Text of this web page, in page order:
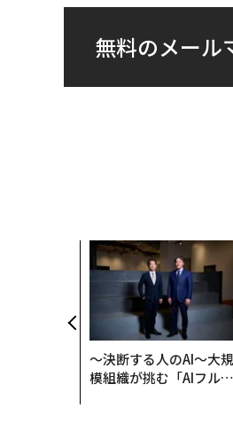
無料のメール
〜決断する人のAI〜大規
模組織が挑む「AIフル実